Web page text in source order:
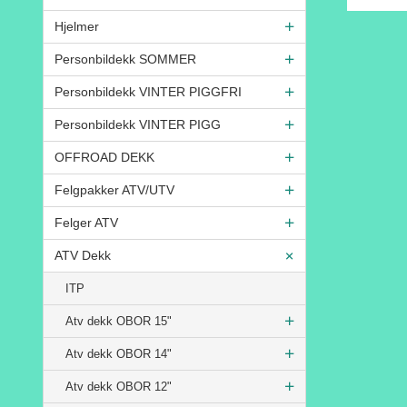
Hjelmer
Personbildekk SOMMER
Personbildekk VINTER PIGGFRI
Personbildekk VINTER PIGG
OFFROAD DEKK
Felgpakker ATV/UTV
Felger ATV
ATV Dekk
ITP
Atv dekk OBOR 15"
Atv dekk OBOR 14"
Atv dekk OBOR 12"